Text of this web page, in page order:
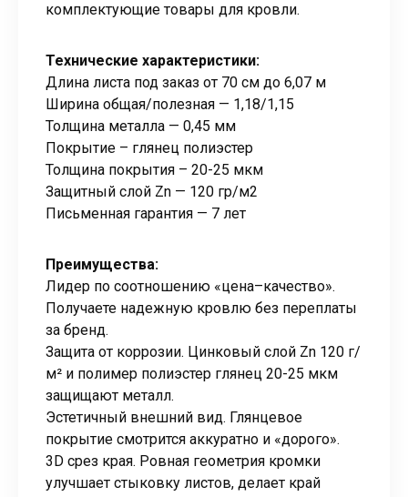
комплектующие товары для кровли.
Технические характеристики:
Длина листа под заказ от 70 см до 6,07 м
Ширина общая/полезная — 1,18/1,15
Толщина металла — 0,45 мм
Покрытие – глянец полиэстер
Толщина покрытия – 20-25 мкм
Защитный слой Zn — 120 гр/м2
Письменная гарантия — 7 лет
Преимущества:
Лидер по соотношению «цена–качество».
Получаете надежную кровлю без переплаты
за бренд.
Защита от коррозии. Цинковый слой Zn 120 г/
м² и полимер полиэстер глянец 20-25 мкм
защищают металл.
Эстетичный внешний вид. Глянцевое
покрытие смотрится аккуратно и «дорого».
3D срез края. Ровная геометрия кромки
улучшает стыковку листов, делает край